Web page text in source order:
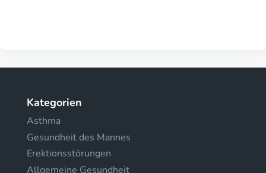
Kategorien
Asthma
Gesundheit des Mannes
Erektionsstörungen
Allgemeine Gesundheit